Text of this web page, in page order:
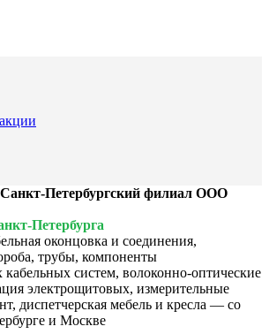
Петербургский филиал ООО
Петербурга
оконцовка и соединения,
трубы, компоненты
систем, волоконно-оптические
электрощитовых, измерительные
диспетчерская мебель и кресла — со
и Москве